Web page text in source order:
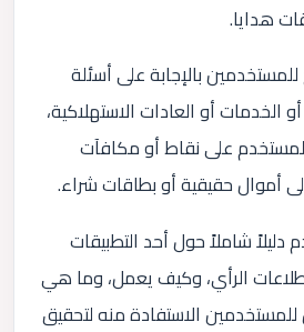
هدايا.
بالإجابة على أسئلة
الخدمات أو العادات الاستهلاكية،
على نقاط أو مكافآت
أموال حقيقية أو بطاقات شراء.
شاملاً حول أحد التطبيقات
الرأي، وكيف يعمل، وما هي
الاستفادة منه لتحقيق